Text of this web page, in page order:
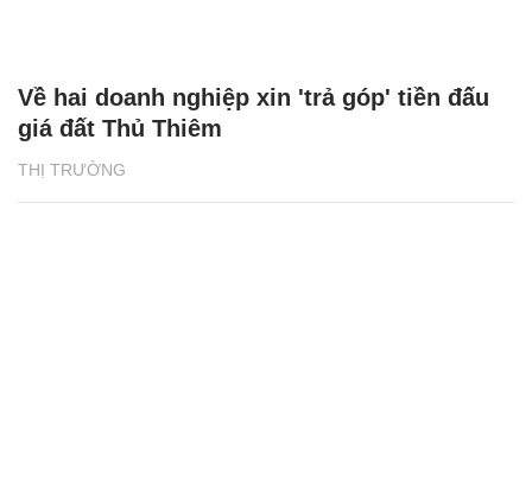
THỊ TRƯỜNG
Về hai doanh nghiệp xin 'trả góp' tiền đấu
giá đất Thủ Thiêm